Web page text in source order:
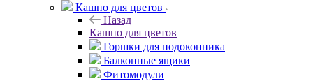
Кашпо для цветов
Назад
Кашпо для цветов
Горшки для подоконника
Балконные ящики
Фитомодули